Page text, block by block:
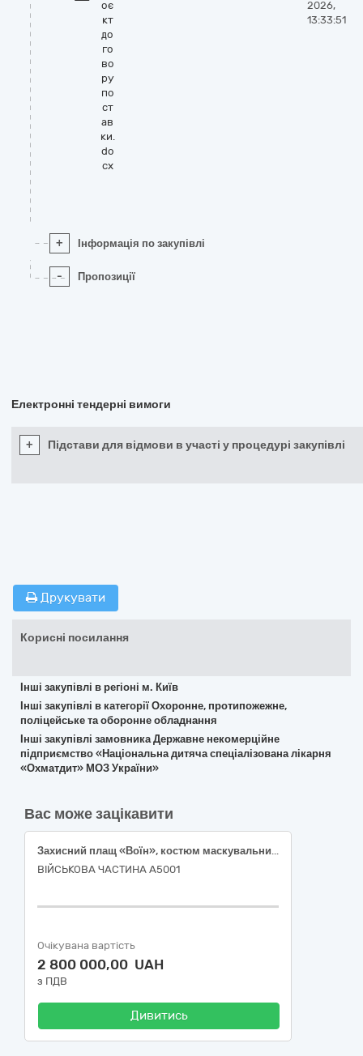
оє
кт
до
го
во
ру
по
ст
ав
ки.
do
cx
2026,
13:33:51
+ Інформація по закупівлі
- Пропозиції
Електронні тендерні вимоги
+ Підстави для відмови в участі у процедурі закупівлі
Друкувати
Корисні посилання
Інші закупівлі в регіоні м. Київ
Інші закупівлі в категорії Охоронне, протипожежне,
поліцейське та оборонне обладнання
Інші закупівлі замовника Державне некомерційне
підприємство «Національна дитяча спеціалізована лікарня
«Охматдит» МОЗ України»
Вас може зацікавити
Захисний плащ «Воїн», костюм маскувальний «Хантер Дуб»
ВІЙСЬКОВА ЧАСТИНА А5001
Очікувана вартість
2 800 000,00 UAH
з ПДВ
Дивитись